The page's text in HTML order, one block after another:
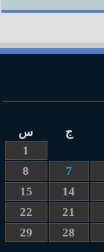
ج
س
1
7
8
14
15
21
22
28
29